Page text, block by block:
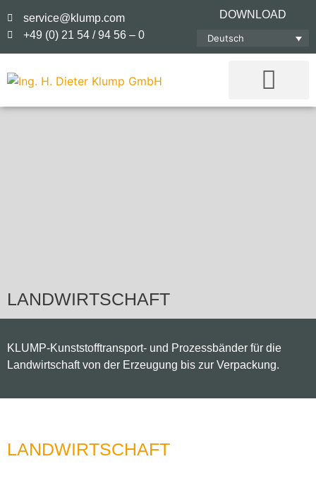
service@klump.com
+49 (0) 21 54 / 94 56 – 0
DOWNLOAD
Deutsch
LANDWIRTSCHAFT
KLUMP-Kunststofftransport- und Prozessbänder für die
Landwirtschaft von der Erzeugung bis zur Verpackung.
LANDWIRTSCHAFT